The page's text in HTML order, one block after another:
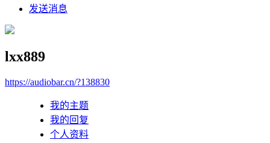
发送消息
lxx889
https://audiobar.cn/?138830
我的主题
我的回复
个人资料